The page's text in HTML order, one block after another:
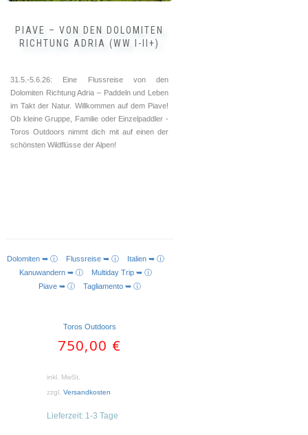
PIAVE – VON DEN DOLOMITEN
RICHTUNG ADRIA (WW I-II+)
31.5.-5.6.26: Eine Flussreise von den
Dolomiten Richtung Adria – Paddeln und Leben
im Takt der Natur. Willkommen auf dem Piave!
Ob kleine Gruppe, Familie oder Einzelpaddler -
Toros Outdoors nimmt dich mit auf einen der
schönsten Wildflüsse der Alpen!
AUSFÜHRUNG WÄHLEN
Dolomiten ➥ ⓘ Flussreise ➥ ⓘ
Italien ➥ ⓘ
Kanuwandern ➥ ⓘ
Multiday Trip ➥ ⓘ
Piave ➥ ⓘ Tagliamento ➥ ⓘ
Toros Outdoors
750,00 €
inkl. MwSt.
zzgl. Versandkosten
Lieferzeit: 1-3 Tage